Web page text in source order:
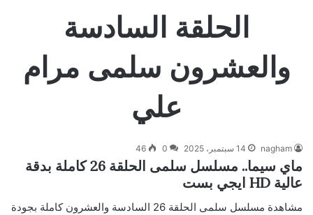
الحلقة السادسة
والعشرون سلمى مرام
علي
nagham 14 سبتمبر، 2025 0
46
ماي سيما.. مسلسل سلمى الحلقة 26 كاملة بدقة
عالية HD ايجي بست
مشاهدة مسلسل سلمى الحلقة 26 السادسة والعشرون كاملة بجودة